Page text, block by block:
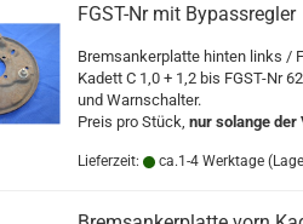
FGST-Nr mit Bypassregler
Bremsankerplatte hinten links /
Kadett C 1,0 + 1,2 bis FGST-Nr
und Warnschalter.
Preis pro Stück, nur solange
Lieferzeit: ca.1-4 Werktage